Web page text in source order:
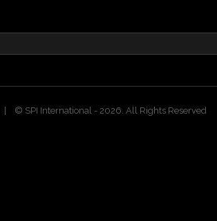
| ©️ SPI International - 2026. All Rights Reserved